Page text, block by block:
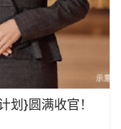
划}圆满收官！